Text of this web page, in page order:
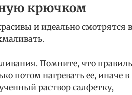
крючком
и идеально смотрятся в
Помните, что
потом нагревать ее, иначе в
раствор салфетку,